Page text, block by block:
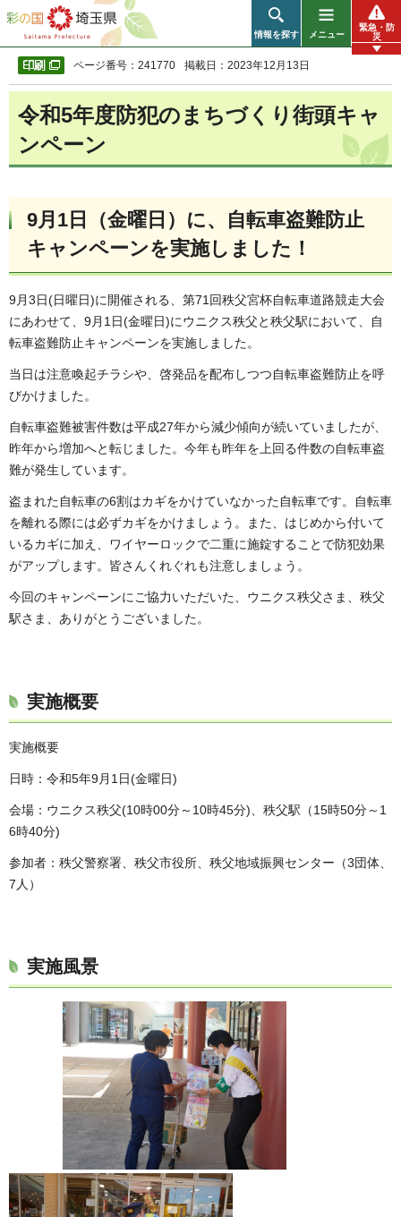
彩の国 埼玉県
情報を探す メニュー
緊急・防
災
ページ番号：241770 掲載日：2023年12月13日
令和5年度防犯のまちづくり街頭キャ
ンペーン
9月1日（金曜日）に、自転車盗難防止
キャンペーンを実施しました！
9月3日(日曜日)に開催される、第71回秩父宮杯自転車道路競走大会
にあわせて、9月1日(金曜日)にウニクス秩父と秩父駅において、自
転車盗難防止キャンペーンを実施しました。
当日は注意喚起チラシや、啓発品を配布しつつ自転車盗難防止を呼
びかけました。
自転車盗難被害件数は平成27年から減少傾向が続いていましたが、
昨年から増加へと転じました。今年も昨年を上回る件数の自転車盗
難が発生しています。
盗まれた自転車の6割はカギをかけていなかった自転車です。自転車
を離れる際には必ずカギをかけましょう。また、はじめから付いて
いるカギに加え、ワイヤーロックで二重に施錠することで防犯効果
がアップします。皆さんくれぐれも注意しましょう。
今回のキャンペーンにご協力いただいた、ウニクス秩父さま、秩父
駅さま、ありがとうございました。
実施概要
実施概要
日時：令和5年9月1日(金曜日)
会場：ウニクス秩父(10時00分～10時45分)、秩父駅（15時50分～1
6時40分)
参加者：秩父警察署、秩父市役所、秩父地域振興センター（3団体、
7人）
実施風景